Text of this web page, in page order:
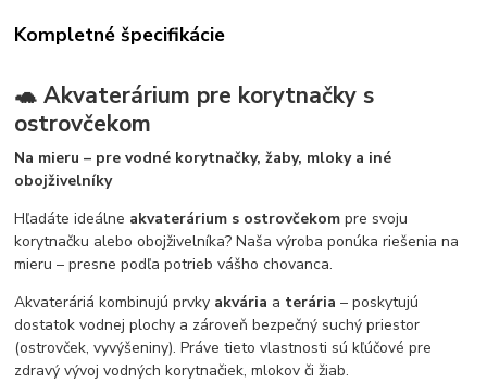
Kompletné špecifikácie
🐢 Akvaterárium pre korytnačky s
ostrovčekom
Na mieru – pre vodné korytnačky, žaby, mloky a iné
obojživelníky
Hľadáte ideálne akvaterárium s ostrovčekom pre svoju
korytnačku alebo obojživelníka? Naša výroba ponúka riešenia na
mieru – presne podľa potrieb vášho chovanca.
Akvateráriá kombinujú prvky akvária a terária – poskytujú
dostatok vodnej plochy a zároveň bezpečný suchý priestor
(ostrovček, vyvýšeniny). Práve tieto vlastnosti sú kľúčové pre
zdravý vývoj vodných korytnačiek, mlokov či žiab.